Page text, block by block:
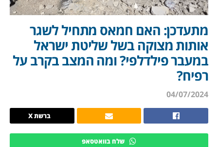
מתעדכן: האם חמאס מתחיל לשגר
אותות מצוקה בשל שליטת ישראל
במעבר פילדלפי? ומה המצב בקרב על
רפיח?
04/07/2024
ברשת X
שלח בוואטסאפ